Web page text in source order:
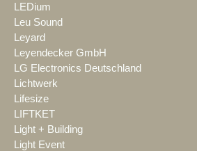
LEDium
Leu Sound
Leyard
Leyendecker GmbH
LG Electronics Deutschland
Lichtwerk
Lifesize
LIFTKET
Light + Building
Light Event